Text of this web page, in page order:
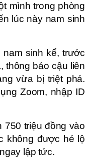
mình trong phòng
lúc này nam sinh
nam sinh kể, trước
thông báo cậu liên
vừa bị triệt phá.
Zoom, nhập ID
750 triệu đồng vào
không được hé lộ
lập tức.